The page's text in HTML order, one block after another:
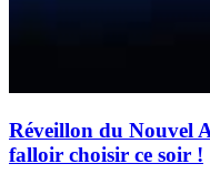
Réveillon du Nouvel
falloir choisir ce soir !